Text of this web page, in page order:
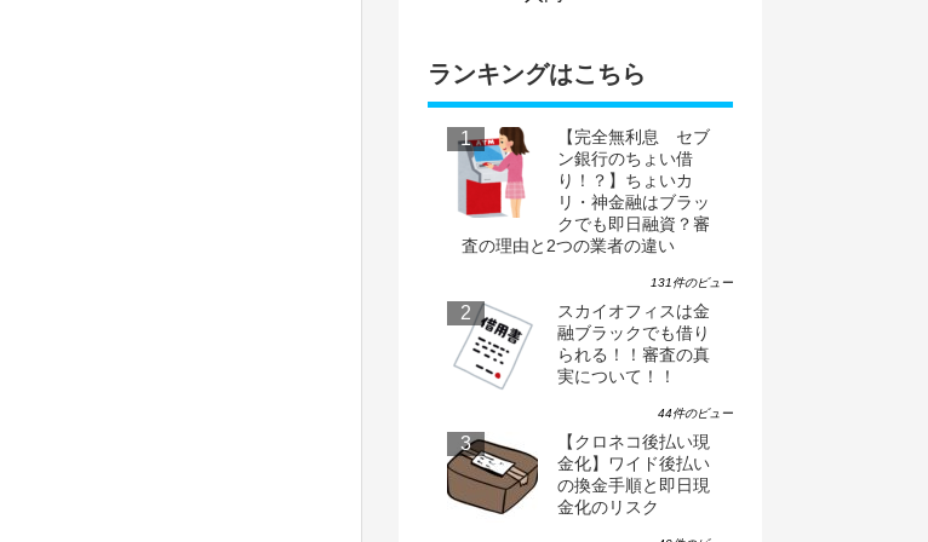
ランキングはこちら
【完全無利息 セブ
ン銀行のちょい借
り！？】ちょいカ
リ・神金融はブラッ
クでも即日融資？審
査の理由と2つの業者の違い
131件のビュー
スカイオフィスは金
融ブラックでも借り
られる！！審査の真
実について！！
44件のビュー
【クロネコ後払い現
金化】ワイド後払い
の換金手順と即日現
金化のリスク